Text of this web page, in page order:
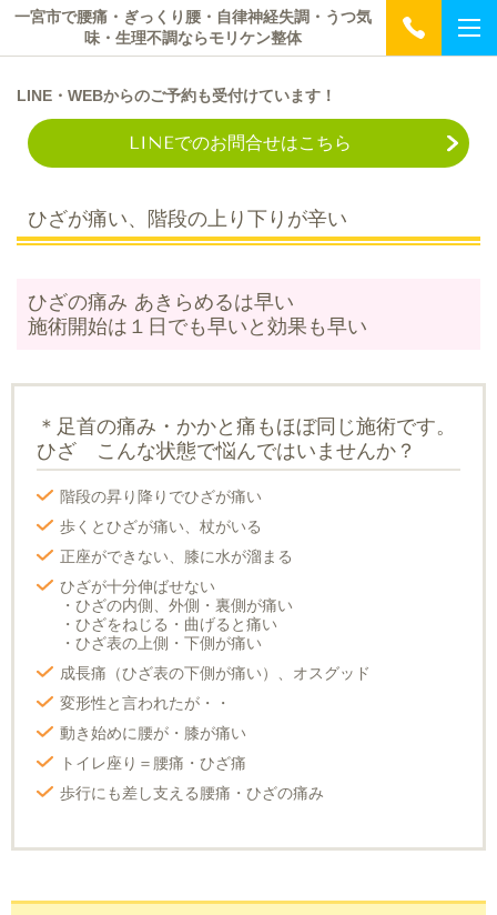
一宮市で腰痛・ぎっくり腰・自律神経失調・うつ気
味・生理不調ならモリケン整体
LINE・WEBからのご予約も受付けています！
LINEでのお問合せはこちら
ひざが痛い、階段の上り下りが辛い
ひざの痛み あきらめるは早い
施術開始は１日でも早いと効果も早い
＊足首の痛み・かかと痛もほぼ同じ施術です。
ひざ こんな状態で悩んではいませんか？
階段の昇り降りでひざが痛い
歩くとひざが痛い、杖がいる
正座ができない、膝に水が溜まる
ひざが十分伸ばせない
・ひざの内側、外側・裏側が痛い
・ひざをねじる・曲げると痛い
・ひざ表の上側・下側が痛い
成長痛（ひざ表の下側が痛い）、オスグッド
変形性と言われたが・・
動き始めに腰が・膝が痛い
トイレ座り＝腰痛・ひざ痛
歩行にも差し支える腰痛・ひざの痛み